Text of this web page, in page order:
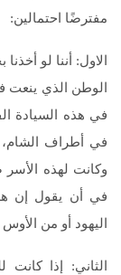
مفترضًا احتمالين:
الاول: أننا لو
الوطن الذي ينعت
في هذه السيادة
في أطراف الشام،
وكانت لهذه
في أن يقول إن
اليهود أو من الأوس
الثاني: إذا كانت